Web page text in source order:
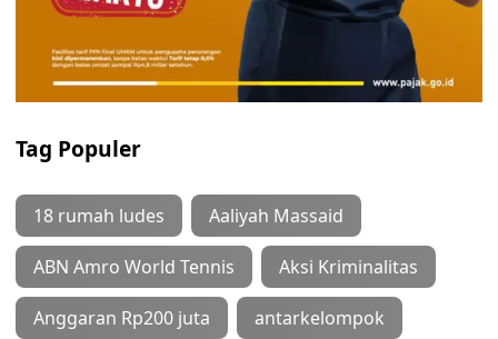
Tag Populer
18 rumah ludes Aaliyah Massaid
ABN Amro World Tennis Aksi Kriminalitas
Anggaran Rp200 juta antarkelompok